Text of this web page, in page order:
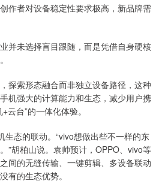
作者对设备稳定性要求极高，新品牌需
并未选择盲目跟随，而是凭借自身硬核
探索形态融合而非独立设备路径，这种
机强大的计算能力和生态，减少用户携
云台”的一体化体验。
生态的联动。“vivo想做出些不一样的东
”胡柏山说。袁帅预计，OPPO、vivo等
间的无缝传输、一键剪辑、多设备联动
有的生态优势。